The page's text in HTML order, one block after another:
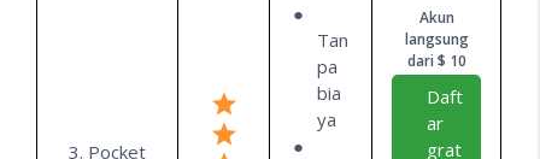
3. Pocket
Tan
pa
bia
ya
Akun
langsung
dari $ 10
Daft
ar
grat